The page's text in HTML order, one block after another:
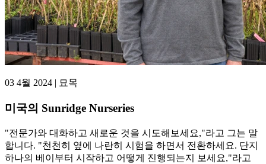
03 4월 2024 | 묘목
미국의 Sunridge Nurseries
"전문가와 대화하고 새로운 것을 시도해보세요,"라고 그는 말
합니다. "천천히 옆에 나란히 시험을 하면서 전환하세요. 단지
하나의 베이부터 시작하고 어떻게 진행되는지 보세요,"라고